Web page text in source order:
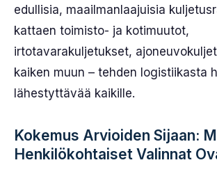
edullisia, maailmanlaajuisia
kattaen toimisto- ja kotimuutot,
irtotavarakuljetukset,
kaiken muun – tehden logistiikasta
lähestyttävää kaikille.
Kokemus Arvioiden Sijaan:
Henkilökohtaiset Valinnat